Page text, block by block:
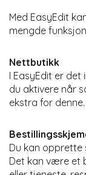
Med EasyEdit
mengde
Nettbutikk
I EasyEdit er det
du aktivere når
ekstra for denne.
Du kan opprette
Det kan være et